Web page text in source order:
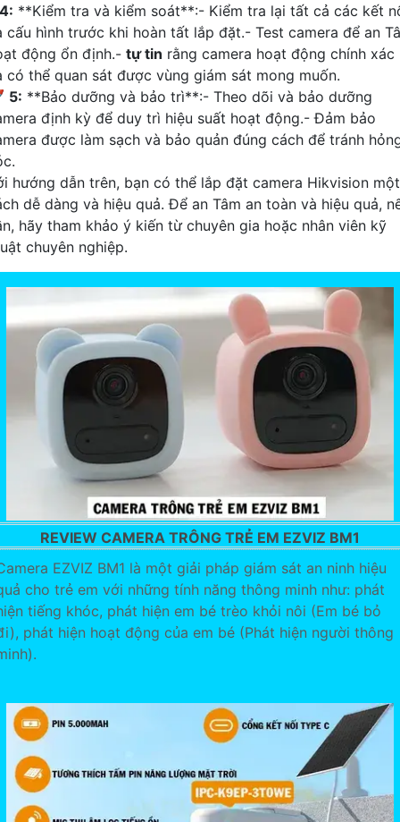
4: **Kiểm tra và kiểm soát**:- Kiểm tra lại tất cả các kết
cấu hình trước khi hoàn tất lắp đặt.- Test camera để an
động ổn định.- tự tin rằng camera hoạt động chính xác
có thể quan sát được vùng giám sát mong muốn.
5: **Bảo dưỡng và bảo trì**:- Theo dõi và bảo dưỡng
định kỳ để duy trì hiệu suất hoạt động.- Đảm bảo
được làm sạch và bảo quản đúng cách để tránh
hướng dẫn trên, bạn có thể lắp đặt camera Hikvision một
dễ dàng và hiệu quả. Để an Tâm an toàn và hiệu quả,
hãy tham khảo ý kiến từ chuyên gia hoặc nhân viên kỹ
chuyên nghiệp.
REVIEW CAMERA TRÔNG TRẺ EM EZVIZ BM1
EZVIZ BM1 là một giải pháp giám sát an ninh hiệu
cho trẻ em với những tính năng thông minh như: phát
tiếng khóc, phát hiện em bé trèo khỏi nôi (Em bé bỏ
phát hiện hoạt động của em bé (Phát hiện người thông